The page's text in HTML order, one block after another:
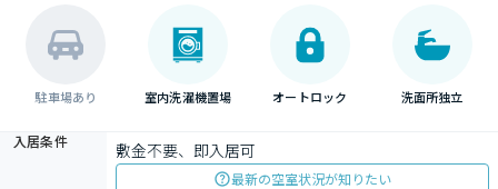
駐車場あり 室内洗濯機置場 オートロック 洗面所独立
入居条件 敷金不要、即入居可
最新の空室状況が知りたい